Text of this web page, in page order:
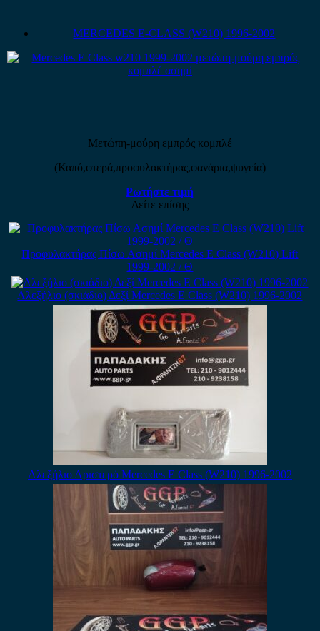
MERCEDES E-CLASS (W210) 1996-2002
Μετώπη-μούρη εμπρός κομπλέ
(Καπό,φτερά,προφυλακτήρας,φανάρια,ψυγεία)
Ρωτήστε τιμή
Δείτε επίσης
Προφυλακτήρας Πίσω Ασημί Mercedes E Class (W210) Lift
1999-2002 / Θ
Αλεξήλιο (σκιάδιο) Δεξί Mercedes E Class (W210) 1996-2002
Αλεξήλιο Αριστερό Mercedes E Class (W210) 1996-2002